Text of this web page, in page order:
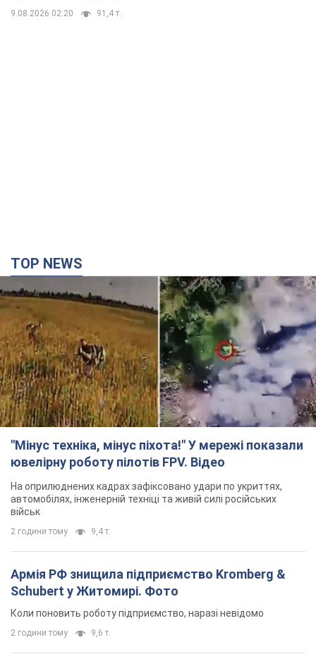
9.08.2026 02:20 91,4 т.
TOP NEWS
"Мінус техніка, мінус піхота!" У мережі показали
ювелірну роботу пілотів FPV. Відео
На оприлюднених кадрах зафіксовано удари по укриттях,
автомобілях, інженерній техніці та живій силі російських
військ
2 години тому 9,4 т.
Армія РФ знищила підприємство Kromberg &
Schubert у Житомирі. Фото
Коли поновить роботу підприємство, наразі невідомо
2 години тому 9,6 т.